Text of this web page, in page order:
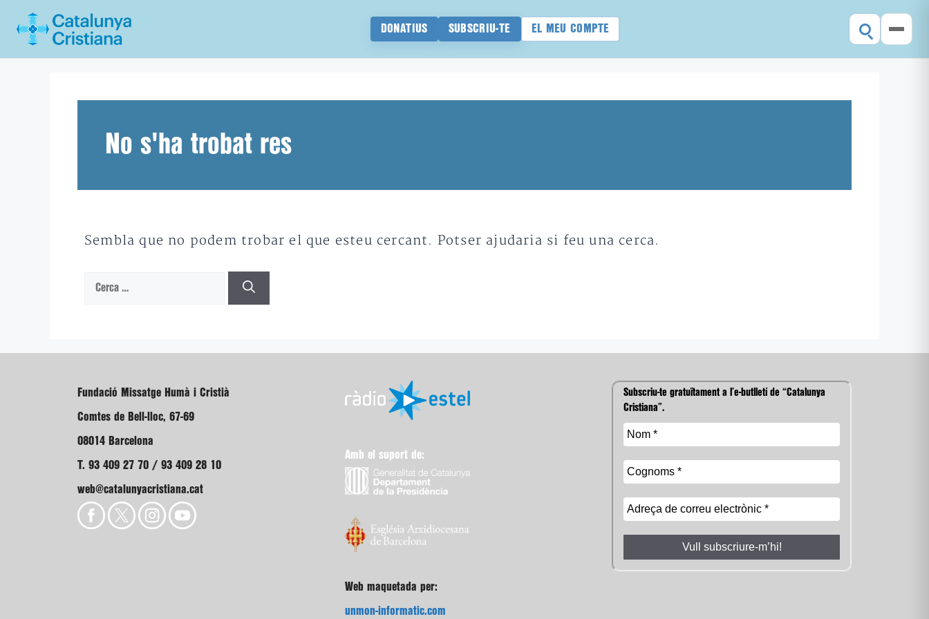
DONATIUS SUBSCRIU-TE EL MEU COMPTE
No s'ha trobat res
Sembla que no podem trobar el que esteu cercant. Potser ajudaria si feu una cerca.
Cerca:
Fundació Missatge Humà i Cristià
Comtes de Bell-lloc, 67-69
08014 Barcelona
T. 93 409 27 70 / 93 409 28 10
web@catalunyacristiana.cat
Amb el suport de:
Web maquetada per:
unmon-informatic.com
Subscriu-te gratuïtament a l’e-butlletí de “Catalunya
Cristiana”.